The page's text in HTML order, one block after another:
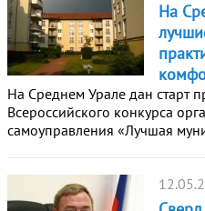
На
На Среднем Урале дан старт
Всероссийского конкурса
самоуправления «Лучшая